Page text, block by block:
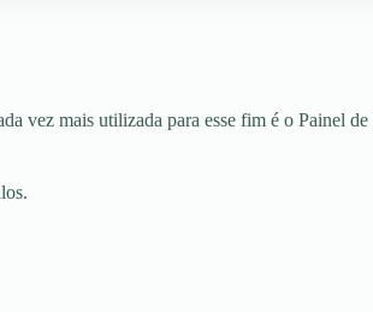
vez mais utilizada para esse fim é o Painel